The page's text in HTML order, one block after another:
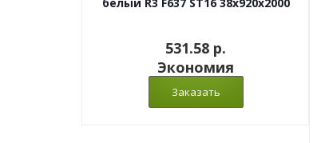
531.58 p.
Экономия